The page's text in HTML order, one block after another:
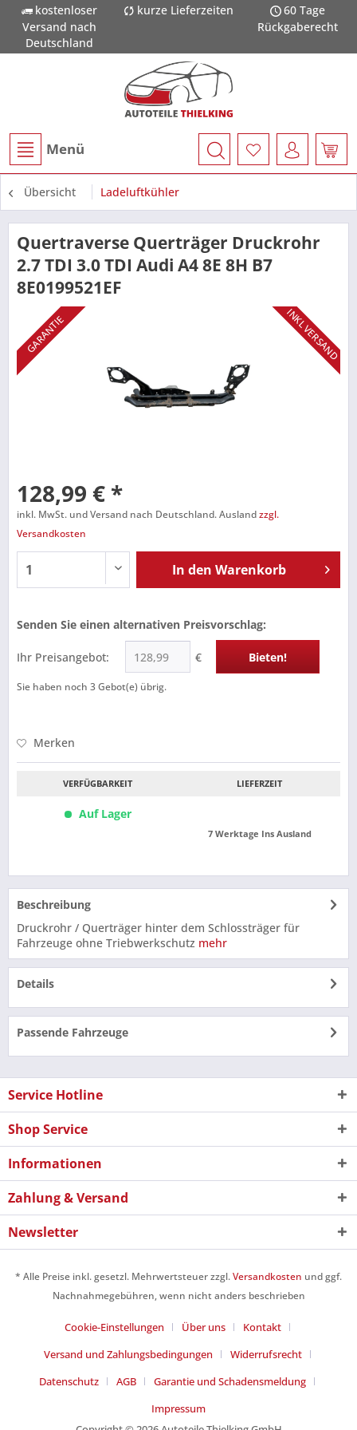
kostenloser
Versand nach
Deutschland
kurze Lieferzeiten
60 Tage
Rückgaberecht
Menü
Übersicht Ladeluftkühler
Quertraverse Querträger Druckrohr
2.7 TDI 3.0 TDI Audi A4 8E 8H B7
8E0199521EF
GARANTIE INKL VERSAND
128,99 € *
inkl. MwSt. und Versand nach Deutschland. Auslandzzgl.
Versandkosten
In den Warenkorb
Senden Sie einen alternativen Preisvorschlag:
Ihr Preisangebot: € Bieten!
Sie haben noch 3Gebot(e) übrig.
Merken
VERFÜGBARKEIT
Auf Lager
LIEFERZEIT
7 Werktage Ins Ausland
Beschreibung
Druckrohr / Querträger hinter dem Schlossträger für
Fahrzeuge ohne Triebwerkschutz mehr
Details
Passende Fahrzeuge
Service Hotline
Shop Service
Informationen
Zahlung & Versand
Newsletter
* Alle Preise inkl. gesetzl. Mehrwertsteuer zzgl.Versandkosten und ggf.
Nachnahmegebühren, wenn nicht anders beschrieben
Cookie-Einstellungen Über uns
Kontakt
Versand und Zahlungsbedingungen
Widerrufsrecht
Datenschutz
AGB
Garantie und Schadensmeldung
Impressum